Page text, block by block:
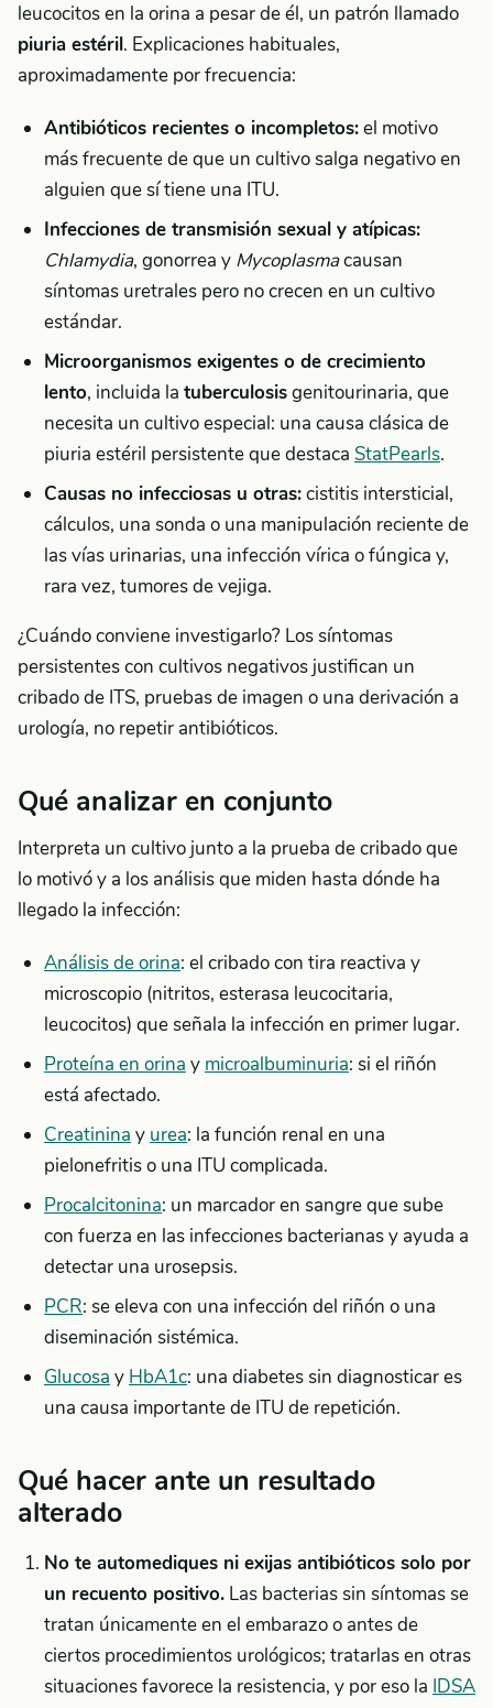
leucocitos en la orina a pesar de él, un patrón llamado
piuria estéril. Explicaciones habituales,
aproximadamente por frecuencia:
Antibióticos recientes o incompletos:el motivo
más frecuente de que un cultivo salga negativo en
alguien que sí tiene una ITU.
Infecciones de transmisión sexual y atípicas:
Chlamydia, gonorrea y Mycoplasmacausan
síntomas uretrales pero no crecen en un cultivo
estándar.
Microorganismos exigentes o de crecimiento
lento, incluida la tuberculosisgenitourinaria, que
necesita un cultivo especial: una causa clásica de
piuria estéril persistente que destaca StatPearls.
Causas no infecciosas u otras:cistitis intersticial,
cálculos, una sonda o una manipulación reciente de
las vías urinarias, una infección vírica o fúngica y,
rara vez, tumores de vejiga.
¿Cuándo conviene investigarlo? Los síntomas
persistentes con cultivos negativos justifican un
cribado de ITS, pruebas de imagen o una derivación a
urología, no repetir antibióticos.
Qué analizar en conjunto
Interpreta un cultivo junto a la prueba de cribado que
lo motivó y a los análisis que miden hasta dónde ha
llegado la infección:
Análisis de orina: el cribado con tira reactiva y
microscopio (nitritos, esterasa leucocitaria,
leucocitos) que señala la infección en primer lugar.
Proteína en orina y microalbuminuria: si el riñón
está afectado.
Creatinina y urea: la función renal en una
pielonefritis o una ITU complicada.
Procalcitonina: un marcador en sangre que sube
con fuerza en las infecciones bacterianas y ayuda a
detectar una urosepsis.
PCR: se eleva con una infección del riñón o una
diseminación sistémica.
Glucosa y HbA1c: una diabetes sin diagnosticar es
una causa importante de ITU de repetición.
Qué hacer ante un resultado
alterado
No te automediques ni exijas antibióticos solo por
un recuento positivo. Las bacterias sin síntomas se
tratan únicamente en el embarazo o antes de
ciertos procedimientos urológicos; tratarlas en otras
situaciones favorece la resistencia, y por eso la IDSA